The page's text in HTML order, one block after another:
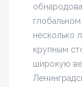
несколько
крупным
широкую